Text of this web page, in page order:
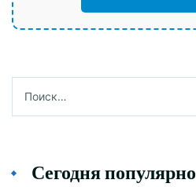
Сегодня популярно